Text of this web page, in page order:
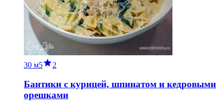
30 м5 2
Бантики с курицей, шпинатом и кедровыми
орешками